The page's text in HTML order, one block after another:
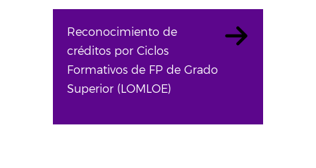
Reconocimiento de
créditos por Ciclos
Formativos de FP de Grado
Superior (LOMLOE)